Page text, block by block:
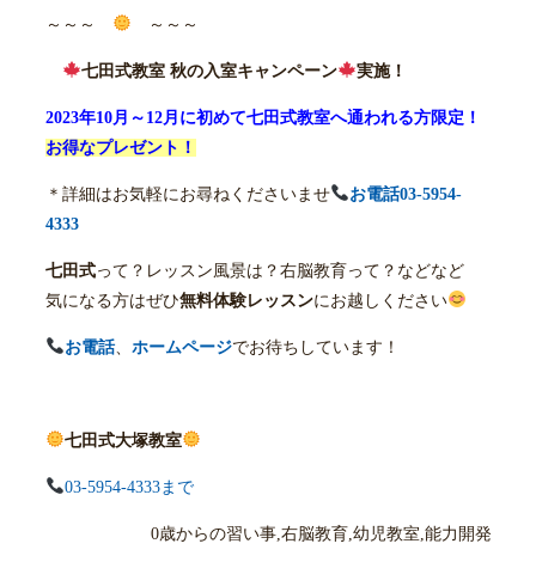
～～～ ～～～
七田式教室 秋の入室キャンペーン 実施！
2023年10月～12月に初めて七田式教室へ通われる方限定！
お得なプレゼント！
＊詳細はお気軽にお尋ねくださいませ
お電話03-5954-
4333
七田式って？レッスン風景は？右脳教育って？などなど
気になる方はぜひ無料体験レッスンにお越しください
お電話、 ホームページでお待ちしています！
七田式大塚教室
03-5954-4333まで
0歳からの習い事,右脳教育,幼児教室,能力開発